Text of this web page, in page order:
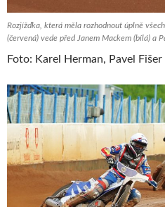
Rozjížďka, která měla rozhodnout úplně
(červená) vede před Janem Mackem (bílá) a
Foto: Karel Herman, Pavel